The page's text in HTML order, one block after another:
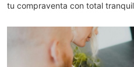
tu compraventa con total